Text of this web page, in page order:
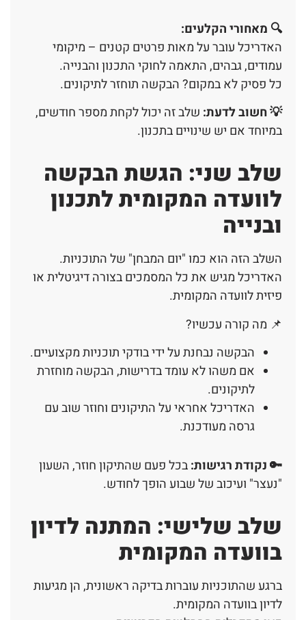
🔍 מאחורי הקלעים:
האדריכל עובר על מאות פרטים קטנים – מיקומי
עמודים, גבהים, התאמה לחוקי התכנון והבנייה.
כל פסיק לא במקום? הבקשה תוחזר לתיקונים.
💡 חשוב לדעת: שלב זה יכול לקחת מספר חודשים,
במיוחד אם יש שינויים בתכנון.
שלב שני: הגשת הבקשה
לוועדה המקומית לתכנון
ובנייה
השלב הזה הוא כמו "יום המבחן" של התוכניות.
האדריכל מגיש את כל המסמכים בצורה דיגיטלית או
פיזית לוועדה המקומית.
📌 מה קורה עכשיו?
הבקשה נבחנת על ידי בודקי תוכניות מקצועיים.
אם משהו לא עומד בדרישות, הבקשה מוחזרת
לתיקונים.
האדריכל אחראי על התיקונים וחוזר שוב עם
גרסה מעודכנת.
🔑 נקודת רגישות:בכל פעם שהתיקון חוזר, השעון
"נעצר" ועיכוב של שבוע הופך לחודש.
שלב שלישי: המתנה לדיון
בוועדה המקומית
ברגע שהתוכניות עוברות בדיקה ראשונית, הן מגיעות
לדיון בוועדה המקומית.